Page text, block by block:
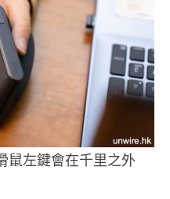
左鍵會在千里之外